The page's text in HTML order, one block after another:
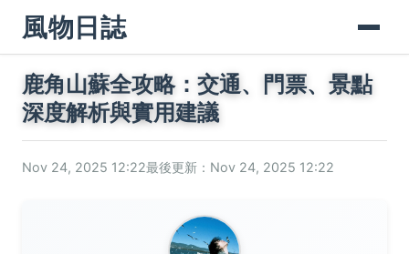
風物日誌
鹿角山蘇全攻略：交通、門票、景點
深度解析與實用建議
Nov 24, 2025 12:22最後更新：Nov 24, 2025 12:22